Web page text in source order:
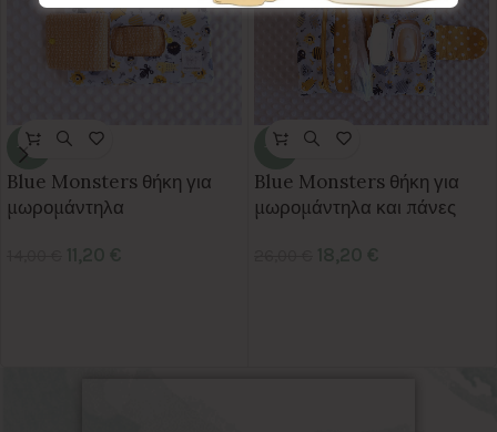
-20%
Blue Monsters θήκη για
μωρομάντηλα
-30%
Blue Monsters θήκη για
μωρομάντηλα και πάνες